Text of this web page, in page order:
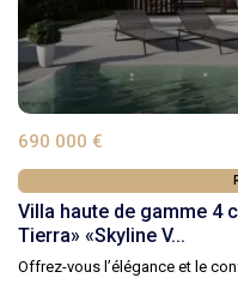
690 000 €
Villa haute de gamme 4
Tierra» «Skyline V...
Offrez-vous l’élégance et le